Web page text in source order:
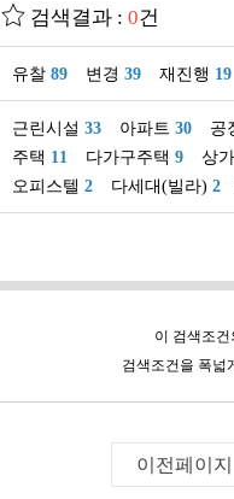
검색결과 : 0건
유찰 89 변경 39 재진행 19
근린시설 33 아파트 30 공
주택 11 다가구주택 9 상가
오피스텔 2 다세대(빌라) 2
이 검색조
검색조건을 폭넓
이전페이지